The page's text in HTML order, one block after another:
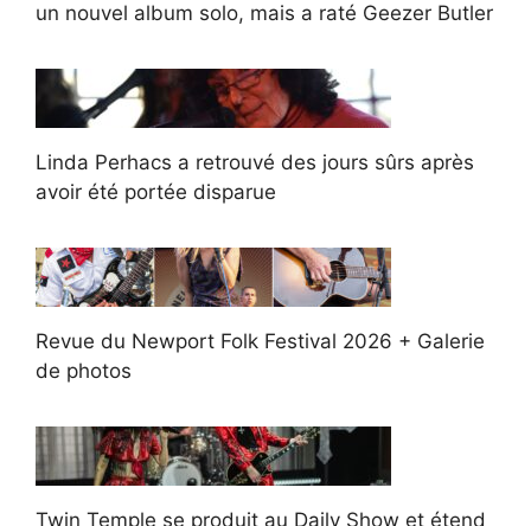
un nouvel album solo, mais a raté Geezer Butler
Linda Perhacs a retrouvé des jours sûrs après
avoir été portée disparue
Revue du Newport Folk Festival 2026 + Galerie
de photos
Twin Temple se produit au Daily Show et étend